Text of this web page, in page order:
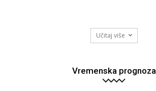
Učitaj više
Vremenska prognoza